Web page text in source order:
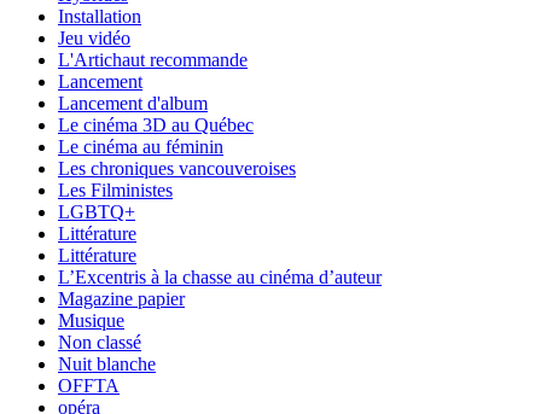
Installation
Jeu vidéo
L'Artichaut recommande
Lancement
Lancement d'album
Le cinéma 3D au Québec
Le cinéma au féminin
Les chroniques vancouveroises
Les Filministes
LGBTQ+
Littérature
Littérature
L’Excentris à la chasse au cinéma d’auteur
Magazine papier
Musique
Non classé
Nuit blanche
OFFTA
opéra